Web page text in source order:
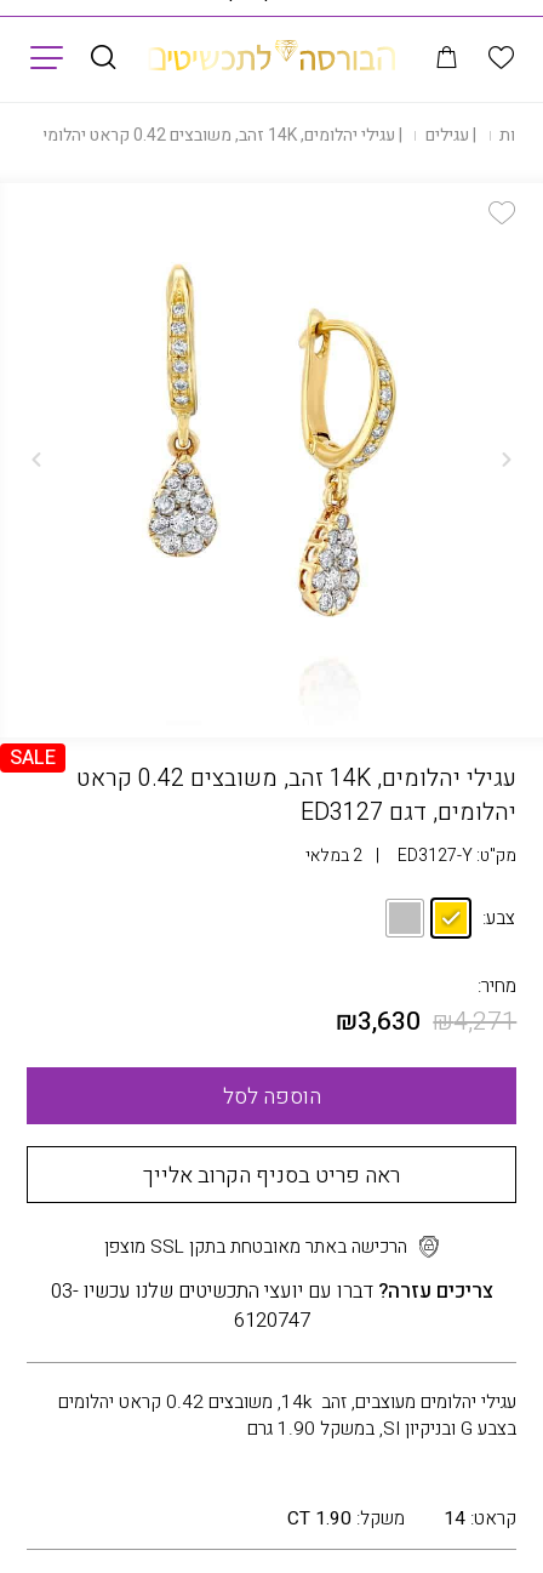
חנות |עגילים |עגילי יהלומים, 14K זהב, משובצים 0.42 קראט יהלומים, דגם ED3127
SALE
עגילי יהלומים, 14K זהב, משובצים 0.42 קראט
יהלומים, דגם ED3127
מק"ט:ED3127-Y
| 2 במלאי
צבע:
מחיר:
₪4,271
₪3,630
הוספה לסל
ראה פריט בסניף הקרוב אלייך
הרכישה באתר מאובטחת בתקן SSL מוצפן
צריכים עזרה?
דברו עם יועצי התכשיטים שלנו עכשיו 03-
6120747
עגילי יהלומים מעוצבים, זהב 14k, משובצים 0.42 קראט יהלומים
בצבע G ובניקיון SI, במשקל 1.90 גרם
קראט: 14 משקל: 1.90 CT